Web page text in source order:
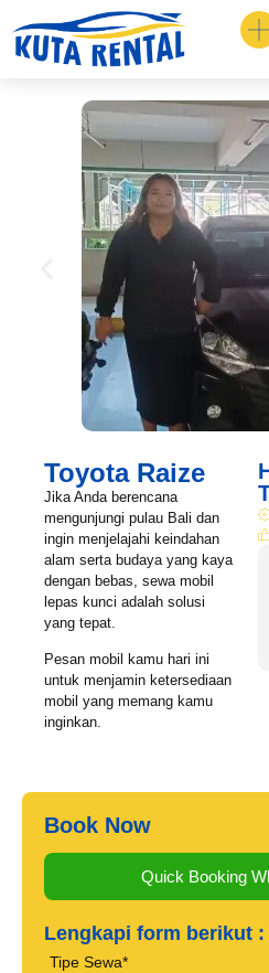
Toyota Raize
Jika Anda berencana
mengunjungi pulau Bali dan
ingin menjelajahi keindahan
alam serta budaya yang kaya
dengan bebas, sewa mobil
lepas kunci adalah solusi
yang tepat.
Pesan mobil kamu hari ini
untuk menjamin ketersediaan
mobil yang memang kamu
inginkan.
Book Now
Quick Booking
Lengkapi form berikut :
Tipe Sewa*